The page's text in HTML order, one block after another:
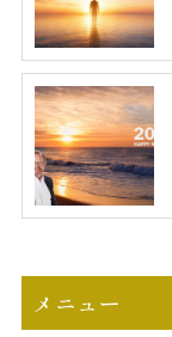
メニュー